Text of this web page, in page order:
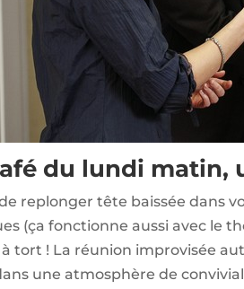
du lundi matin,
replonger tête baissée dans
(ça fonctionne aussi avec le
tort ! La réunion improvisée
une atmosphère de